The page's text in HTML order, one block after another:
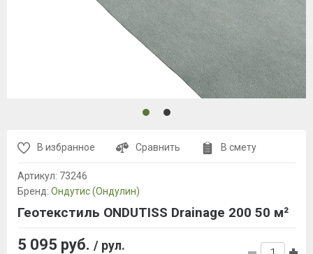
В избранное Сравнить В смету
Артикул: 73246
Бренд: Ондутис (Ондулин)
Геотекстиль ONDUTISS Drainage 200 50 м²
5 095 руб. / рул.